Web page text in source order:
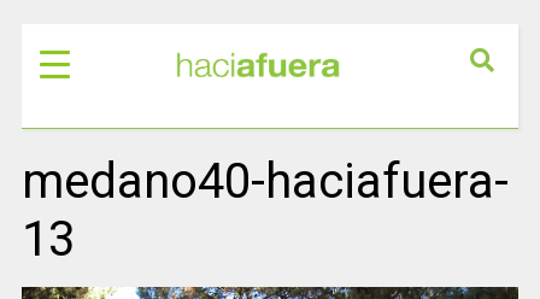
medano40-haciafuera-
13